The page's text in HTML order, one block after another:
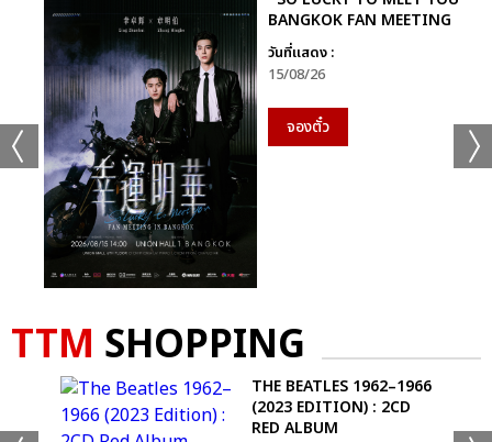
BANGKOK FAN MEETING
วันที่แสดง :
15/08/26
จองตั๋ว
TTM SHOPPING
THE BEATLES 1962–1966
(2023 EDITION) : 2CD
RED ALBUM